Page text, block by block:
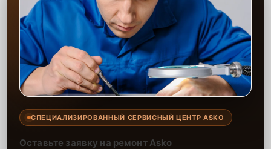
СПЕЦИАЛИЗИРОВАННЫЙ СЕРВИСНЫЙ ЦЕНТР ASKO
Оставьте заявку на ремонт Asko